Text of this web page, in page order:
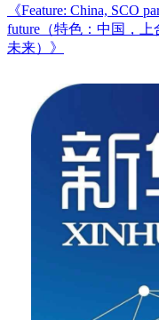
《Feature: China, SCO
future（特色：中国，
未来）》